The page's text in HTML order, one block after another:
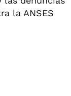
la ANSES